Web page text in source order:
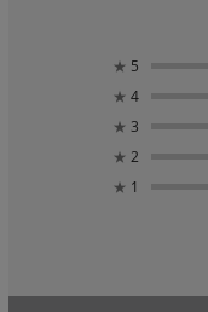
★ 5
★ 4
★ 3
★ 2
★ 1